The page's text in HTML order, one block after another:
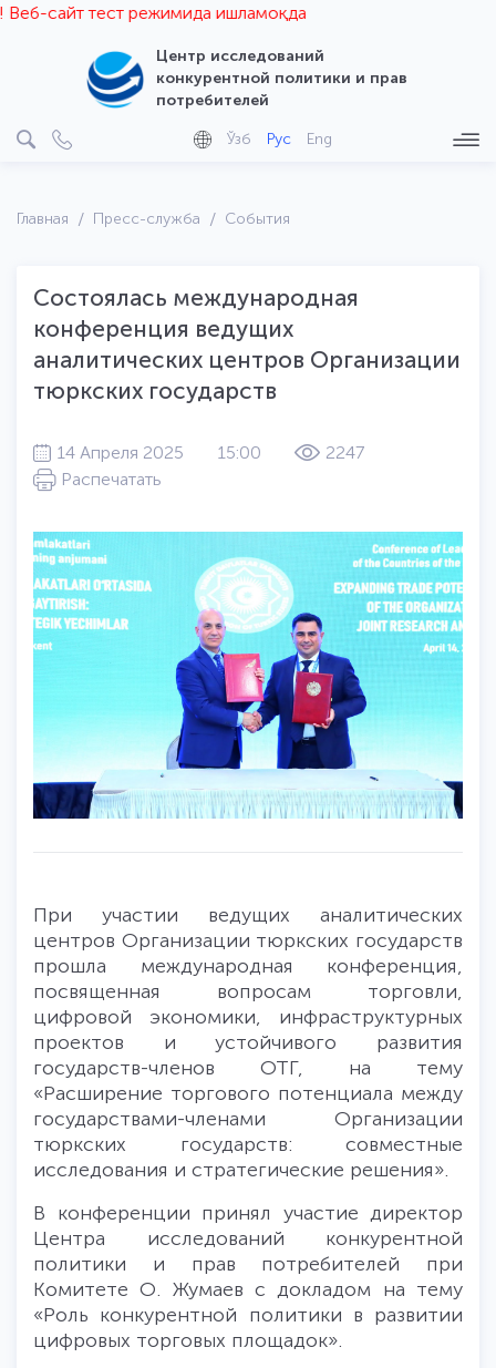
сайт тест режимида ишламоқда
Центр исследований
конкурентной политики и прав
потребителей
Ўзб Рус Eng
Главная Пресс-служба События
Состоялась международная
конференция ведущих
аналитических центров Организации
тюркских государств
14 Апреля 2025 15:00
2247
Распечатать
При участии ведущих аналитических
центров Организации тюркских государств
прошла международная конференция,
посвященная вопросам торговли,
цифровой экономики, инфраструктурных
проектов и устойчивого развития
государств-членов ОТГ, на тему
«Расширение торгового потенциала между
государствами-членами Организации
тюркских государств: совместные
исследования и стратегические решения».
В конференции принял участие директор
Центра исследований конкурентной
политики и прав потребителей при
Комитете О. Жумаев с докладом на тему
«Роль конкурентной политики в развитии
цифровых торговых площадок».